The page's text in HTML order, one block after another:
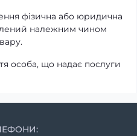
фізична або юридична
належним чином
особа, що надає послуги